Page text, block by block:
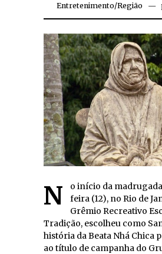
Entretenimento/Região
No início da madrugada desta quarta-
feira (12), no Rio de
Grêmio Recreativo
Tradição, escolheu como
história da Beata Nhá Chica
ao título de campanha do